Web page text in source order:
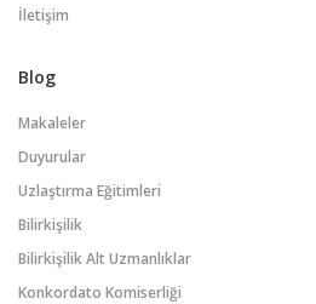
İletişim
Blog
Makaleler
Duyurular
Uzlaştırma Eğitimleri
Bilirkişilik
Bilirkişilik Alt Uzmanlıklar
Konkordato Komiserliği